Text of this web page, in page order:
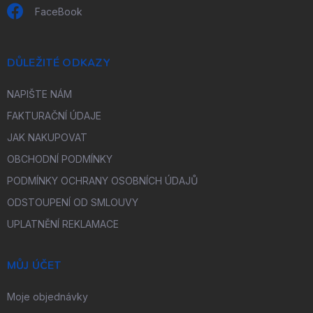
FaceBook
DŮLEŽITÉ ODKAZY
NAPIŠTE NÁM
FAKTURAČNÍ ÚDAJE
JAK NAKUPOVAT
OBCHODNÍ PODMÍNKY
PODMÍNKY OCHRANY OSOBNÍCH ÚDAJŮ
ODSTOUPENÍ OD SMLOUVY
UPLATNĚNÍ REKLAMACE
MŮJ ÚČET
Moje objednávky